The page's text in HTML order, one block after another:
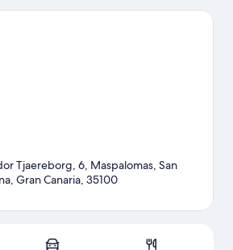
kasvitieteellinen puutarha ovat
Tjaereborg, 6, Maspalomas, San
Gran Canaria, 35100